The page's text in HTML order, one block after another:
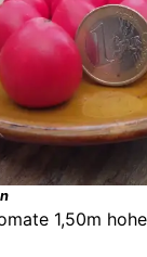
1,50m